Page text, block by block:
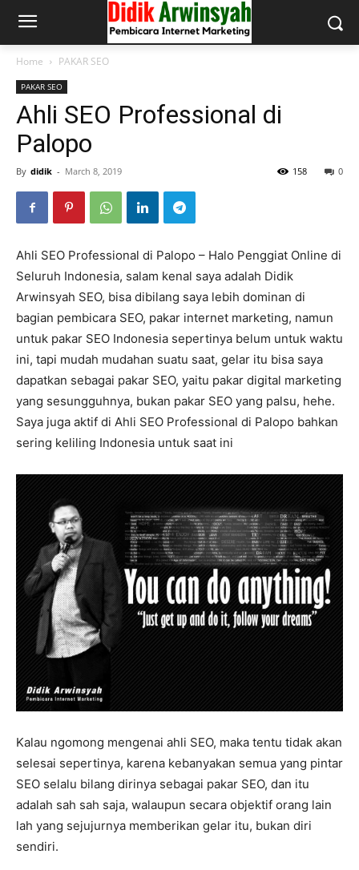
Home PAKAR SEO
PAKAR SEO
Ahli SEO Professional di
Palopo
By didik - March 8, 2019 0
158
Ahli SEO Professional di Palopo – Halo Penggiat Online di
Seluruh Indonesia, salam kenal saya adalah Didik
Arwinsyah SEO, bisa dibilang saya lebih dominan di
bagian pembicara SEO, pakar internet marketing, namun
untuk pakar SEO Indonesia sepertinya belum untuk waktu
ini, tapi mudah mudahan suatu saat, gelar itu bisa saya
dapatkan sebagai pakar SEO, yaitu pakar digital marketing
yang sesungguhnya, bukan pakar SEO yang palsu, hehe.
Saya juga aktif di Ahli SEO Professional di Palopo bahkan
sering keliling Indonesia untuk saat ini
Kalau ngomong mengenai ahli SEO, maka tentu tidak akan
selesai sepertinya, karena kebanyakan semua yang pintar
SEO selalu bilang dirinya sebagai pakar SEO, dan itu
adalah sah sah saja, walaupun secara objektif orang lain
lah yang sejujurnya memberikan gelar itu, bukan diri
sendiri.